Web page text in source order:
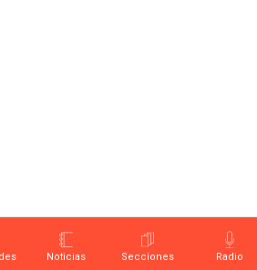
Noticias Secciones Radio